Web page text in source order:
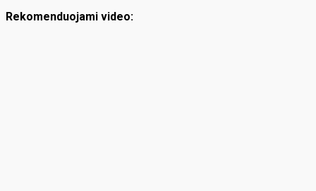
Rekomenduojami video: